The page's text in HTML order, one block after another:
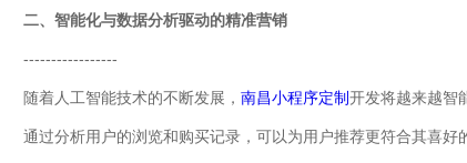
二、智能化与数据分析驱动的精准营销
-----------------
随着人工智能技术的不断发展， 南昌小程序定制开发将越来越智
通过分析用户的浏览和购买记录，可以为用户推荐更符合其喜